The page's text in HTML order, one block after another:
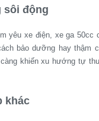
sôi động
yêu xe điện, xe ga 50cc
bảo dưỡng hay thậm
khiến xu hướng tự
khác